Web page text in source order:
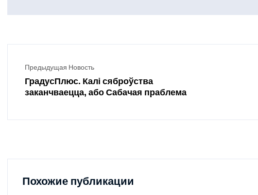
Предыдущая Новость
ГрадусПлюс. Калі сяброўства
заканчваецца, або Сабачая праблема
Похожие публикации